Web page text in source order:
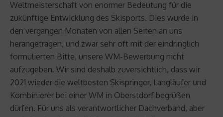
Weltmeisterschaft von enormer Bedeutung für die
zukünftige Entwicklung des Skisports. Dies wurde in
den vergangen Monaten von allen Seiten an uns
herangetragen, und zwar sehr oft mit der eindringlich
formulierten Bitte, unsere WM-Bewerbung nicht
aufzugeben. Wir sind deshalb zuversichtlich, dass wir
2021 wieder die weltbesten Skispringer, Langläufer und
Kombinierer bei einer WM in Oberstdorf begrüßen
dürfen. Für uns als verantwortlicher Dachverband, aber